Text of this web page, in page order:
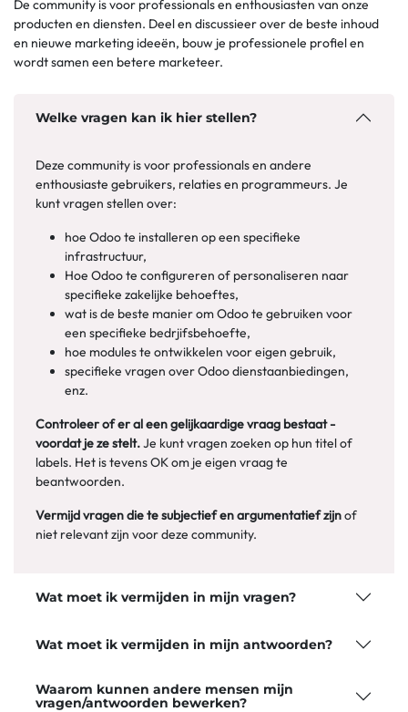
De community is voor professionals en enthousiasten van onze
producten en diensten. Deel en discussieer over de beste inhoud
en nieuwe marketing ideeën, bouw je professionele profiel en
wordt samen een betere marketeer.
Welke vragen kan ik hier stellen?
Deze community is voor professionals en andere
enthousiaste gebruikers, relaties en programmeurs. Je
kunt vragen stellen over:
hoe Odoo te installeren op een specifieke
infrastructuur,
Hoe Odoo te configureren of personaliseren naar
specifieke zakelijke behoeftes,
wat is de beste manier om Odoo te gebruiken voor
een specifieke bedrjifsbehoefte,
hoe modules te ontwikkelen voor eigen gebruik,
specifieke vragen over Odoo dienstaanbiedingen,
enz.
Controleer of er al een gelijkaardige vraag bestaat -
voordat je ze stelt.Je kunt vragen zoeken op hun titel of
labels. Het is tevens OK om je eigen vraag te
beantwoorden.
Vermijd vragen die te subjectief en argumentatief zijnof
niet relevant zijn voor deze community.
Wat moet ik vermijden in mijn vragen?
Wat moet ik vermijden in mijn antwoorden?
Waarom kunnen andere mensen mijn
vragen/antwoorden bewerken?